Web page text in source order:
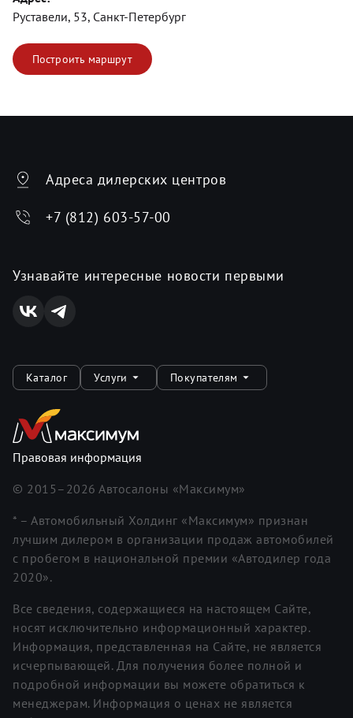
Руставели, 53, Санкт-Петербург
Построить маршрут
Адреса дилерских центров
+7 (812) 603-57-00
Узнавайте интересные новости первыми
Каталог Услуги Покупателям
Правовая информация
© 2015– 2026 Автосалоны «Максимум»
* – Автомобильный Холдинг «Максимум» признан
лучшим дилером в организации продаж автомобилей
с пробегом в национальной премии «Автодилер года
2020».
Все сведения, содержащиеся на настоящем Сайте,
носят исключительно информационный характер.
Информация, представленная на Сайте, не является
исчерпывающей. Для получения более полной и
подробной информации вы можете обратиться к
менеджерам. Информация о ценах не является